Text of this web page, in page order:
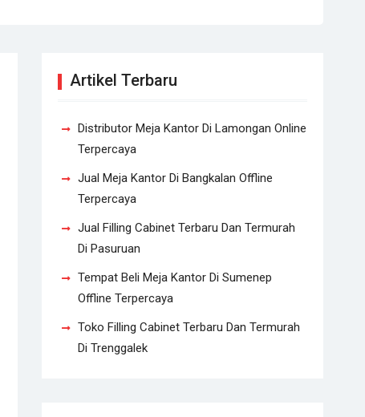
Artikel Terbaru
Distributor Meja Kantor Di Lamongan Online
Terpercaya
Jual Meja Kantor Di Bangkalan Offline
Terpercaya
Jual Filling Cabinet Terbaru Dan Termurah
Di Pasuruan
Tempat Beli Meja Kantor Di Sumenep
Offline Terpercaya
Toko Filling Cabinet Terbaru Dan Termurah
Di Trenggalek